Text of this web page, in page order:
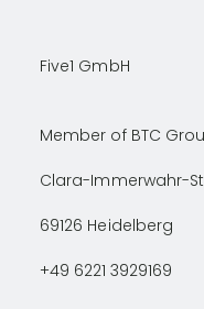
Five1 GmbH
Member of BTC
Clara-Immerwahr-
69126 Heidelberg
+49 6221 3929169